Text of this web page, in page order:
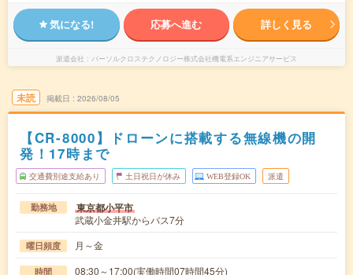
気になる! 応募へ進む 詳しく見る
派遣会社 パーソルクロステクノロジー株式会社機電系エンジニアサービス
未読 掲載日 2026/08/05
【CR-8000】ドローンに搭載する無線機の開
発！17時まで
交通費別途支給あり 土日祝日が休み WEB登録OK 派遣
勤務地 東京都小平市
武蔵小金井駅からバス7分
曜日頻度 月～金
時間 08:30～17:00(実働時間07時間45分)